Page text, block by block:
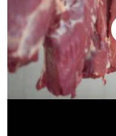
No media